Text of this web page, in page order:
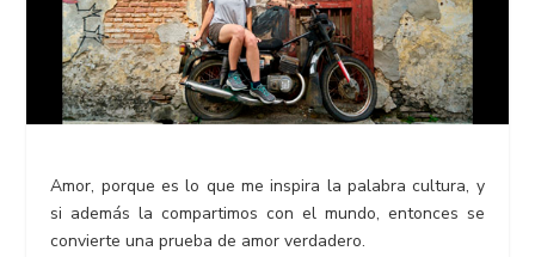
Amor, porque es lo que me inspira la palabra cultura, y
si además la compartimos con el mundo, entonces se
convierte una prueba de amor verdadero.